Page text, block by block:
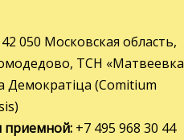
050 Московская область,
ТСН
Демократiца (Comitium
приемной: +7 495 968 30 44